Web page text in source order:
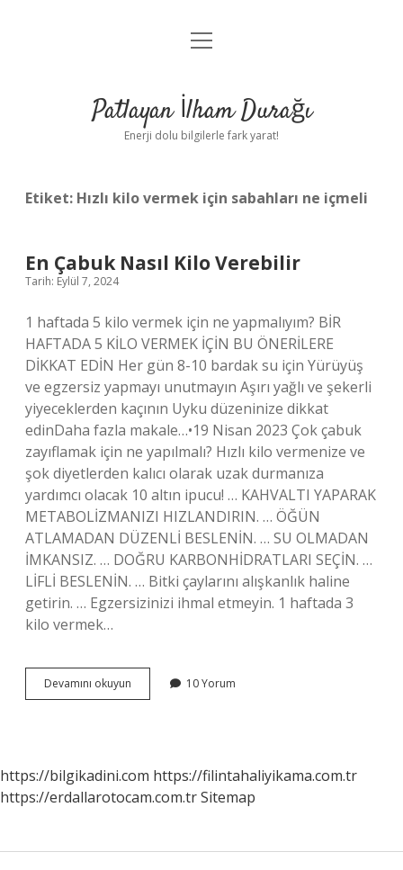
Anasayfa
Yasal Uyarı
menüyü
Patlayan İlham Durağı
Enerji dolu bilgilerle fark yarat!
Etiket: Hızlı kilo vermek için sabahları ne içmeli
En Çabuk Nasıl Kilo Verebilir
Tarih: Eylül 7, 2024
1 haftada 5 kilo vermek için ne yapmalıyım? BİR
HAFTADA 5 KİLO VERMEK İÇİN BU ÖNERİLERE
DİKKAT EDİN Her gün 8-10 bardak su için Yürüyüş
ve egzersiz yapmayı unutmayın Aşırı yağlı ve şekerli
yiyeceklerden kaçının Uyku düzeninize dikkat
edinDaha fazla makale…•19 Nisan 2023 Çok çabuk
zayıflamak için ne yapılmalı? Hızlı kilo vermenize ve
şok diyetlerden kalıcı olarak uzak durmanıza
yardımcı olacak 10 altın ipucu! … KAHVALTI YAPARAK
METABOLİZMANIZI HIZLANDIRIN. … ÖĞÜN
ATLAMADAN DÜZENLİ BESLENİN. … SU OLMADAN
İMKANSIZ. … DOĞRU KARBONHİDRATLARI SEÇİN. …
LİFLİ BESLENİN. … Bitki çaylarını alışkanlık haline
getirin. … Egzersizinizi ihmal etmeyin. 1 haftada 3
kilo vermek…
Devamını okuyun
Çabuk
10 Yorum
https://bilgikadini.com https://filintahaliyikama.com.tr
https://erdallarotocam.com.trSitemap